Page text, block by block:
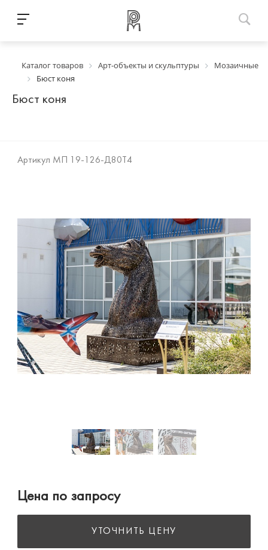
Каталог товаров Арт-объекты и скульптуры
Мозаичные
Бюст коня
Бюст коня
Артикул МП 19-126-Д80Т4
Цена по запросу
УТОЧНИТЬ ЦЕНУ